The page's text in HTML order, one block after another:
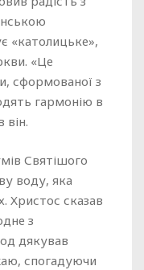
«католицьке»,
«Це
сформованої з
гармонію в
він.
Святішого
воду, яка
Христос сказав
з
дякував
спогадуючи